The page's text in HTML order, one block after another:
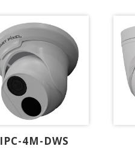
IPC-4M-DWS